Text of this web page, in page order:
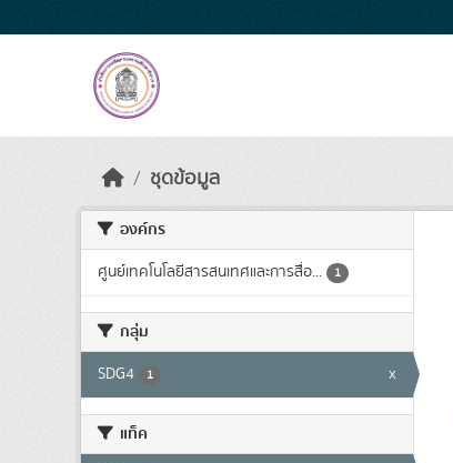
ชุดข้อมูล
องค์กร
ศูนย์เทคโนโลยีสารสนเทศและการสื่อ... 1
กลุ่ม
SDG4 1 x
แท็ค